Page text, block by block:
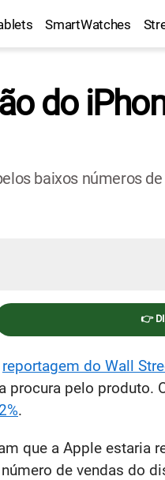
SmartWatches
do
baixos números
👉
reportagem do Wall
procura pelo produto.
.
que a Apple estaria
de vendas do